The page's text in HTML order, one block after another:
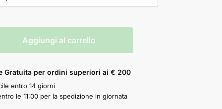
Aggiungi al carrello
Gratuita per ordini superiori ai € 200
entro 14 giorni
le 11:00 per la spedizione in giornata